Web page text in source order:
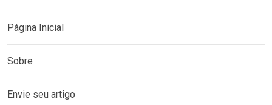
Página Inicial
Sobre
Envie seu artigo